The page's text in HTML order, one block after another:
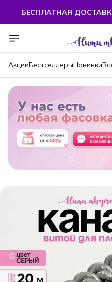
БЕСПЛАТНАЯ ДОСТАВКА
БЕСПЛАТНАЯ
АкцииБестселлерыНовинки